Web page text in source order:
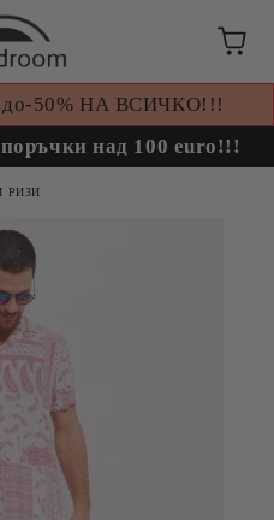
50% НА ВСИЧКО!!!
над 100 euro!!!
РИЗИ